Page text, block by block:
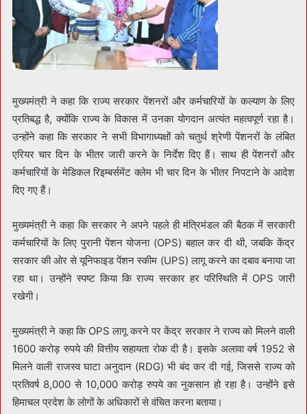
मुख्यमंत्री ने कहा कि राज्य सरकार पेंशनरों और कर्मचारियों के कल्याण के लिए
प्रतिबद्ध है, क्योंकि राज्य के विकास में उनका योगदान अत्यंत महत्वपूर्ण रहा है।
उन्होंने कहा कि सरकार ने सभी विभागाध्यक्षों को चतुर्थ श्रेणी पेंशनरों के लंबित
एरियर चार दिन के भीतर जारी करने के निर्देश दिए हैं। साथ ही पेंशनरों और
कर्मचारियों के मेडिकल रिइम्बर्समेंट क्लेम भी चार दिन के भीतर निपटाने के आदेश
दिए गए हैं।
मुख्यमंत्री ने कहा कि सरकार ने अपने पहले ही मंत्रिमंडल की बैठक में सरकारी
कर्मचारियों के लिए पुरानी पेंशन योजना (OPS) बहाल कर दी थी, जबकि केंद्र
सरकार की ओर से यूनिफाइड पेंशन स्कीम (UPS) लागू करने का दबाव बनाया जा
रहा था। उन्होंने स्पष्ट किया कि राज्य सरकार हर परिस्थिति में OPS जारी
रखेगी।
मुख्यमंत्री ने कहा कि OPS लागू करने पर केंद्र सरकार ने राज्य को मिलने वाली
1600 करोड़ रुपये की वित्तीय सहायता रोक दी है। इसके अलावा वर्ष 1952 से
मिलने वाली राजस्व घाटा अनुदान (RDG) भी बंद कर दी गई, जिससे राज्य को
प्रतिवर्ष 8,000 से 10,000 करोड़ रुपये का नुकसान हो रहा है। उन्होंने इसे
हिमाचल प्रदेश के लोगों के अधिकारों से वंचित करना बताया।